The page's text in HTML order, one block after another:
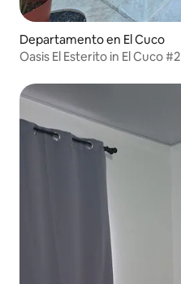
Departamento en El Cuco
Oasis El Esterito in El Cuco #2